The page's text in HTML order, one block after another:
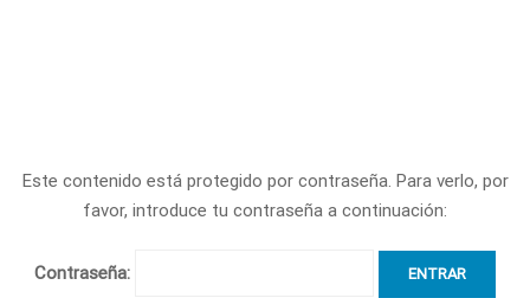
Este contenido está protegido por contraseña. Para verlo, por
favor, introduce tu contraseña a continuación:
Contraseña: